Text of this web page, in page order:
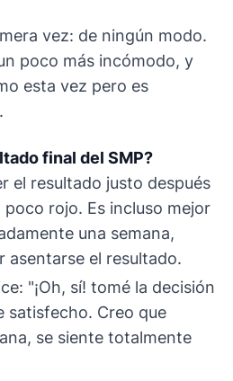
vez: de ningún modo.
poco más incómodo, y
esta vez pero es
final del SMP?
el resultado justo después
rojo. Es incluso mejor
una semana,
asentarse el resultado.
"¡Oh, sí! tomé la decisión
satisfecho. Creo que
se siente totalmente